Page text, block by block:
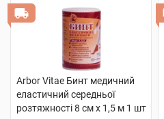
Arbor Vitae Бинт медичний
еластичний середньої
розтяжності 8 см х 1,5 м 1 шт